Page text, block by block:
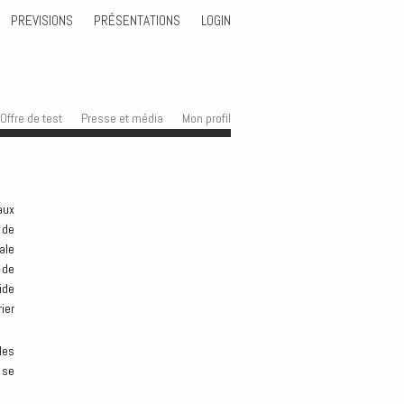
PREVISIONS PRÉSENTATIONS LOGIN
Offre de test Presse et média Mon profil